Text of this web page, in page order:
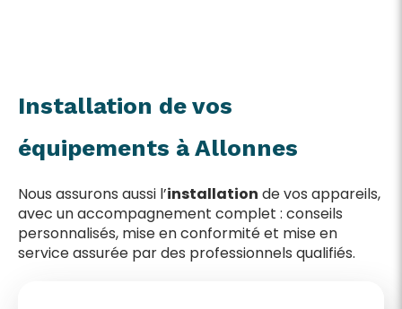
Installation de vos
équipements à Allonnes
Nous assurons aussi l’installation de vos appareils,
avec un accompagnement complet : conseils
personnalisés, mise en conformité et mise en
service assurée par des professionnels qualifiés.